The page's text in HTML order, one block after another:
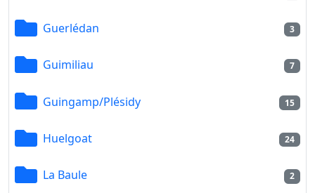
Guerlédan 3
Guimiliau 7
Guingamp/Plésidy 15
Huelgoat 24
La Baule 2